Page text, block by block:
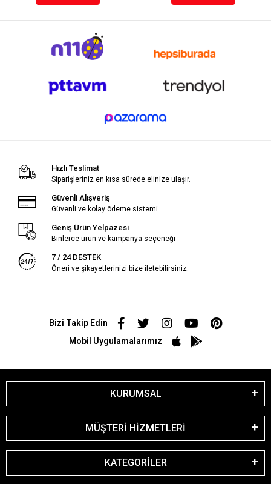
Hızlı Teslimat
Siparişleriniz en kısa sürede elinize ulaşır.
Güvenli Alışveriş
Güvenli ve kolay ödeme sistemi
Geniş Ürün Yelpazesi
Binlerce ürün ve kampanya seçeneği
7 / 24 DESTEK
Öneri ve şikayetlerinizi bize iletebilirsiniz.
Bizi Takip Edin
Mobil Uygulamalarımız
KURUMSAL
MÜŞTERİ HİZMETLERİ
KATEGORİLER